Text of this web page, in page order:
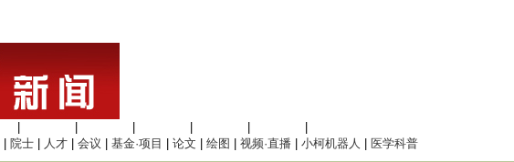
院士 人才 会议 基金·项目 论文 绘图 视频·直播 小柯机器人 医学科普